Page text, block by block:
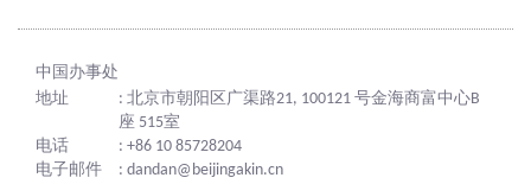
中国办事处
地址
: 北京市朝阳区广渠路21, 100121 号金海商富中心B
座 515室
电话
: +86 10 85728204
电子邮件
: dandan@beijingakin.cn